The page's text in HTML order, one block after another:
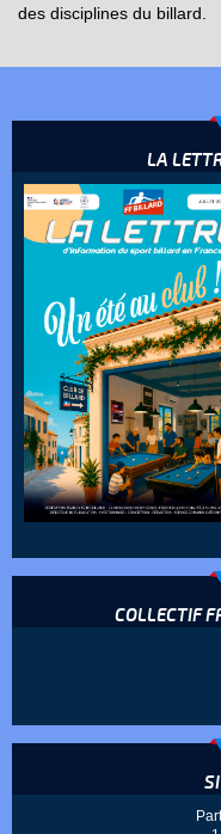
des disciplines du billard.
LA
COLLECTIF